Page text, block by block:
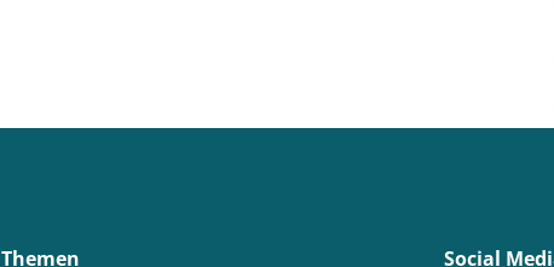
Themen Social